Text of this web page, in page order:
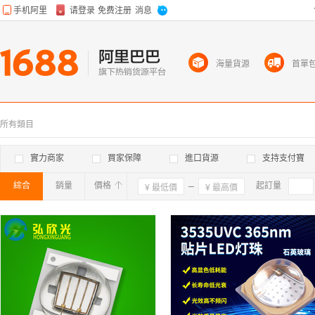
所有類目
實力商家 買家保障 進口貨源 支持支付寶
綜合 銷量 價格 確定 起訂量
海量貨源 首單